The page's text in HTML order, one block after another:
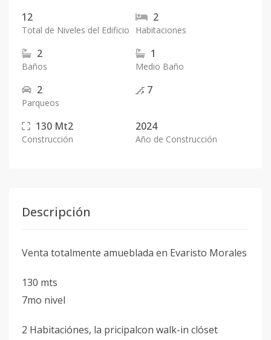
12
Total de Niveles del Edificio
2
Habitaciones
2
Baños
1
Medio Baño
2
Parqueos
7
130 Mt2
Construcción
2024
Año de Construcción
Descripción
Venta totalmente amueblada en Evaristo Morales
130 mts
7mo nivel
2 Habitaciónes, la pricipalcon walk-in clóset